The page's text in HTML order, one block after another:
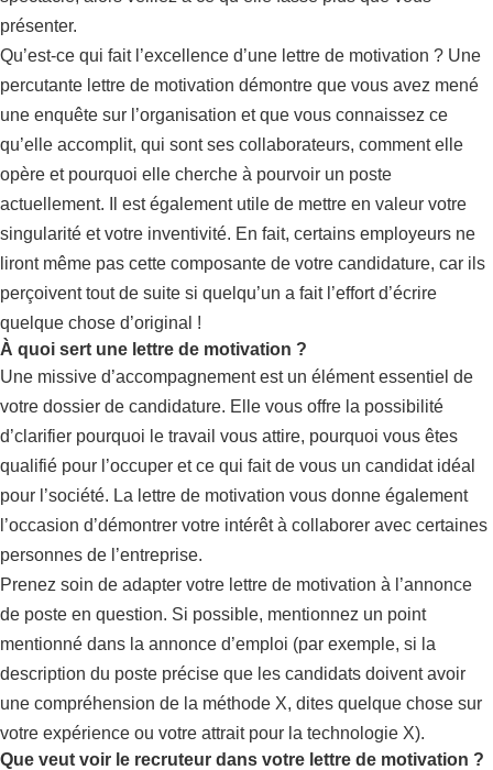
présenter.
Qu’est-ce qui fait l’excellence d’une lettre de motivation ? Une
percutante lettre de motivation démontre que vous avez mené
une enquête sur l’organisation et que vous connaissez ce
qu’elle accomplit, qui sont ses collaborateurs, comment elle
opère et pourquoi elle cherche à pourvoir un poste
actuellement. Il est également utile de mettre en valeur votre
singularité et votre inventivité. En fait, certains employeurs ne
liront même pas cette composante de votre candidature, car ils
perçoivent tout de suite si quelqu’un a fait l’effort d’écrire
quelque chose d’original !
À quoi sert une lettre de motivation ?
Une missive d’accompagnement est un élément essentiel de
votre dossier de candidature. Elle vous offre la possibilité
d’clarifier pourquoi le travail vous attire, pourquoi vous êtes
qualifié pour l’occuper et ce qui fait de vous un candidat idéal
pour l’société. La lettre de motivation vous donne également
l’occasion d’démontrer votre intérêt à collaborer avec certaines
personnes de l’entreprise.
Prenez soin de adapter votre lettre de motivation à l’annonce
de poste en question. Si possible, mentionnez un point
mentionné dans la annonce d’emploi (par exemple, si la
description du poste précise que les candidats doivent avoir
une compréhension de la méthode X, dites quelque chose sur
votre expérience ou votre attrait pour la technologie X).
Que veut voir le recruteur dans votre lettre de motivation ?